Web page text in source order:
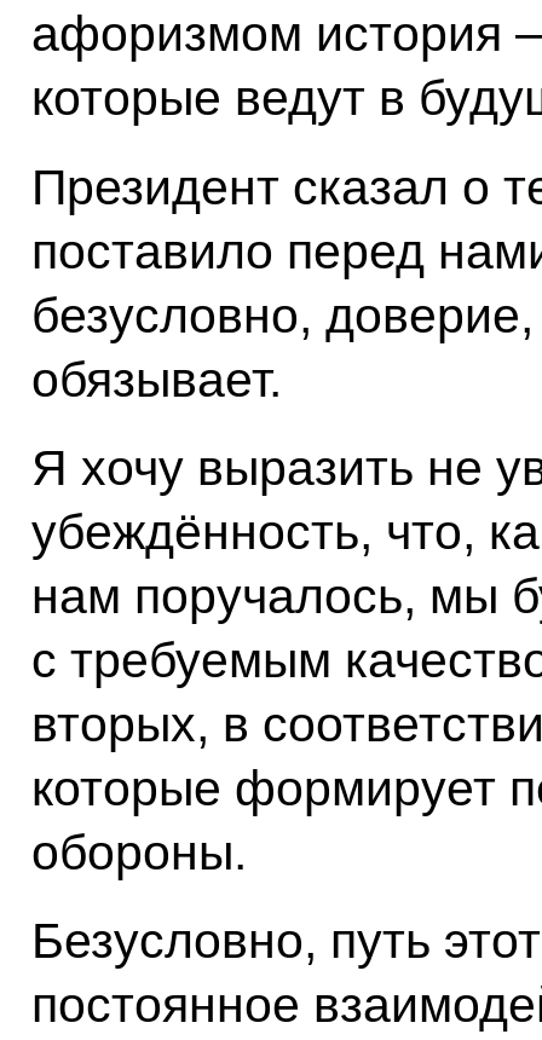
афоризмом история
которые ведут в
Президент сказал о
поставило перед
безусловно,
обязывает.
Я хочу выразить не
убеждённость, что,
нам поручалось, мы
с требуемым
вторых, в
которые формирует
обороны.
Безусловно, путь
постоянное